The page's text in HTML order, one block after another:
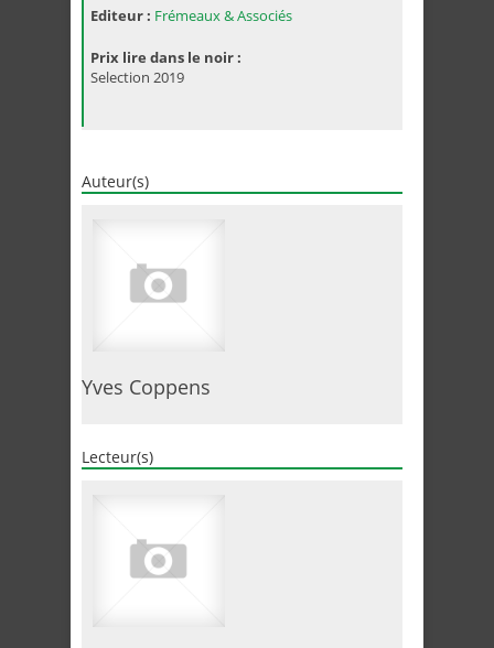
Editeur : Frémeaux & Associés
Prix lire dans le noir :
Selection 2019
Auteur(s)
Yves Coppens
Lecteur(s)